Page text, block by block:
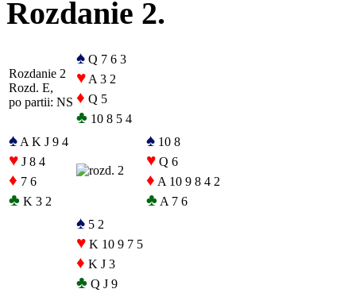
Rozdanie 2.
Rozdanie 2
Rozd. E,
po partii: NS
♠ Q 7 6 3
♥ A 3 2
♦ Q 5
♣ 10 8 5 4
♠ A K J 9 4
♥ J 8 4
♦ 7 6
♣ K 3 2
♠ 10 8
♥ Q 6
♦ A 10 9 8 4 2
♣ A 7 6
♠ 5 2
♥ K 10 9 7 5
♦ K J 3
♣ Q J 9